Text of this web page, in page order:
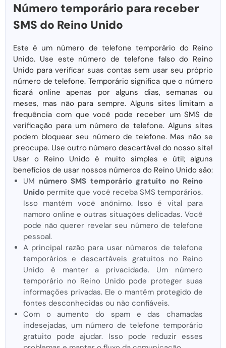
Número temporário para receber
SMS do Reino Unido
Este é um número de telefone temporário do Reino
Unido. Use este número de telefone falso do Reino
Unido para verificar suas contas sem usar seu próprio
número de telefone. Temporário significa que o número
ficará online apenas por alguns dias, semanas ou
meses, mas não para sempre. Alguns sites limitam a
frequência com que você pode receber um SMS de
verificação para um número de telefone. Alguns sites
podem bloquear seu número de telefone. Mas não se
preocupe. Use outro número descartável do nosso site!
Usar o Reino Unido é muito simples e útil; alguns
benefícios de usar nossos números do Reino Unido são:
UM número SMS temporário gratuito no Reino
Unido permite que você receba SMS temporários.
Isso mantém você anônimo. Isso é vital para
namoro online e outras situações delicadas. Você
pode não querer revelar seu número de telefone
pessoal.
A principal razão para usar números de telefone
temporários e descartáveis ​​​​gratuitos no Reino
Unido é manter a privacidade. Um número
temporário no Reino Unido pode proteger suas
informações privadas. Ele o mantém protegido de
fontes desconhecidas ou não confiáveis.
Com o aumento do spam e das chamadas
indesejadas, um número de telefone temporário
gratuito pode ajudar. Isso pode reduzir esses